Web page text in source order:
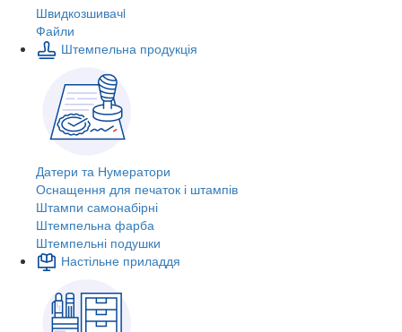
Швидкозшивачi
Файли
Штемпельна продукція
Датери та Нумератори
Оснащення для печаток і штампів
Штампи самонабірні
Штемпельна фарба
Штемпельні подушки
Настільне приладдя